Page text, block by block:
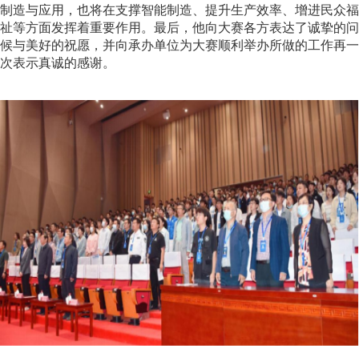
制造与应用，也将在支撑智能制造、提升生产效率、增进民众福
祉等方面发挥着重要作用。最后，他向大赛各方表达了诚挚的问
候与美好的祝愿，并向承办单位为大赛顺利举办所做的工作再一
次表示真诚的感谢。